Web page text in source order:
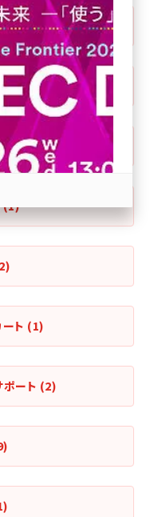
(6)
ィング(1)
(1)
(1)
ト (1)
ポート (2)